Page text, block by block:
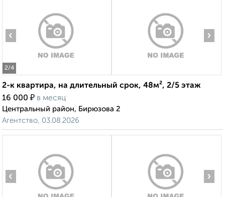
2/4
‹ ›
2-к квартира, на длительный срок, 48м², 2/5 этаж
16 000 ₽ в месяц
Центральный район, Бирюзова 2
Агентство, 03.08.2026
‹ ›